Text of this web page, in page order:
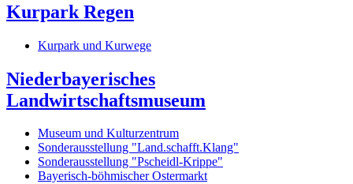
Kurpark Regen
Kurpark und Kurwege
Niederbayerisches
Landwirtschaftsmuseum
Museum und Kulturzentrum
Sonderausstellung "Land.schafft.Klang"
Sonderausstellung "Pscheidl-Krippe"
Bayerisch-böhmischer Ostermarkt